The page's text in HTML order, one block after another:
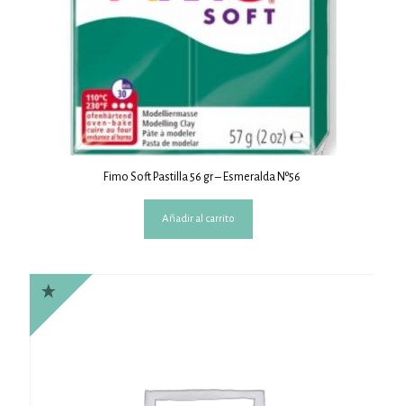
Fimo Soft Pastilla 56 gr – Esmeralda Nº56
Añadir al carrito